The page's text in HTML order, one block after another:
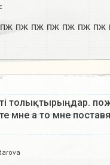
пж пж пж пж пж пж
толықтырыңдар.
мне а то мне